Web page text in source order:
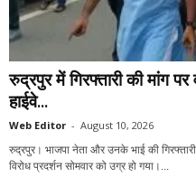
रुद्रपुर में गिरफ्तारी की मांग
हाईवे...
Web Editor - August 10, 2026
रुद्रपुर। भाजपा नेता और उनके भाई की
विरोध प्रदर्शन सोमवार को उग्र हो गया।...